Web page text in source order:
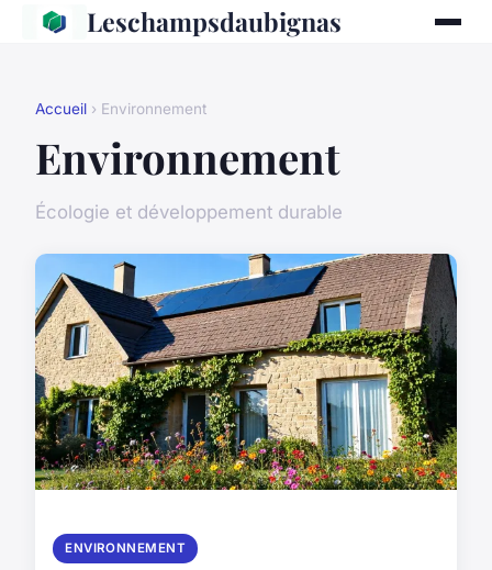
Leschampsdaubignas
Accueil › Environnement
Environnement
Écologie et développement durable
ENVIRONNEMENT